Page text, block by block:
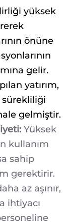
yüksek
önüne
gelir.
yatırım,
sürekliliği
gelmiştir.
Yüksek
kullanım
sahip
gerektirir.
az aşınır,
ihtiyacı